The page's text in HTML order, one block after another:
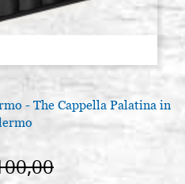
- The Cappella Palatina in